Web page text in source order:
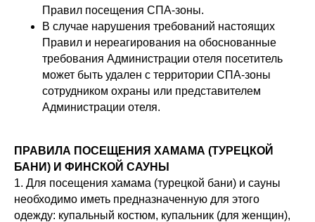
Правил посещения СПА-зоны.
В случае нарушения требований настоящих
Правил и нереагирования на обоснованные
требования Администрации отеля посетитель
может быть удален с территории СПА-зоны
сотрудником охраны или представителем
Администрации отеля.
ПРАВИЛА ПОСЕЩЕНИЯ ХАМАМА (ТУРЕЦКОЙ
БАНИ) И ФИНСКОЙ САУНЫ
1. Для посещения хамама (турецкой бани) и сауны
необходимо иметь предназначенную для этого
одежду: купальный костюм, купальник (для женщин),